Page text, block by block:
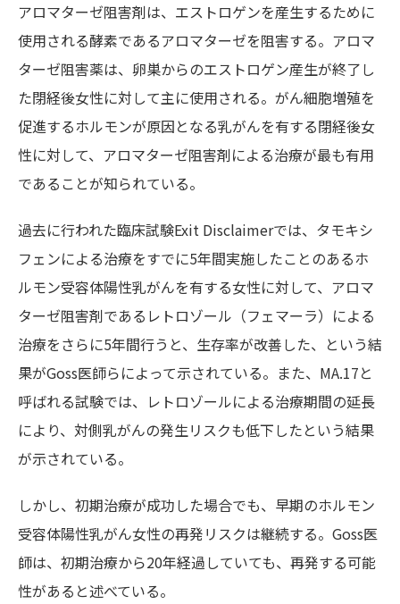
アロマターゼ阻害剤は、エストロゲンを産生するために
使用される酵素であるアロマターゼを阻害する。アロマ
ターゼ阻害薬は、卵巣からのエストロゲン産生が終了し
た閉経後女性に対して主に使用される。がん細胞増殖を
促進するホルモンが原因となる乳がんを有する閉経後女
性に対して、アロマターゼ阻害剤による治療が最も有用
であることが知られている。
過去に行われた臨床試験Exit Disclaimerでは、タモキシ
フェンによる治療をすでに5年間実施したことのあるホ
ルモン受容体陽性乳がんを有する女性に対して、アロマ
ターゼ阻害剤であるレトロゾール（フェマーラ）による
治療をさらに5年間行うと、生存率が改善した、という結
果がGoss医師らによって示されている。また、MA.17と
呼ばれる試験では、レトロゾールによる治療期間の延長
により、対側乳がんの発生リスクも低下したという結果
が示されている。
しかし、初期治療が成功した場合でも、早期のホルモン
受容体陽性乳がん女性の再発リスクは継続する。Goss医
師は、初期治療から20年経過していても、再発する可能
性があると述べている。